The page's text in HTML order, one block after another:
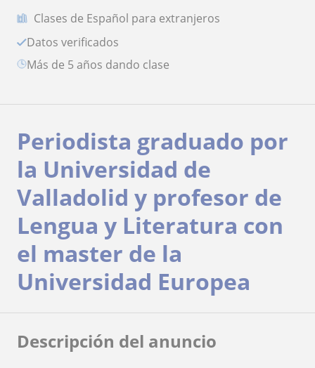
Clases de Español para extranjeros
Datos verificados
más de 5 años dando clase
Periodista graduado por
la Universidad de
Valladolid y profesor de
Lengua y Literatura con
el master de la
Universidad Europea
Descripción del anuncio